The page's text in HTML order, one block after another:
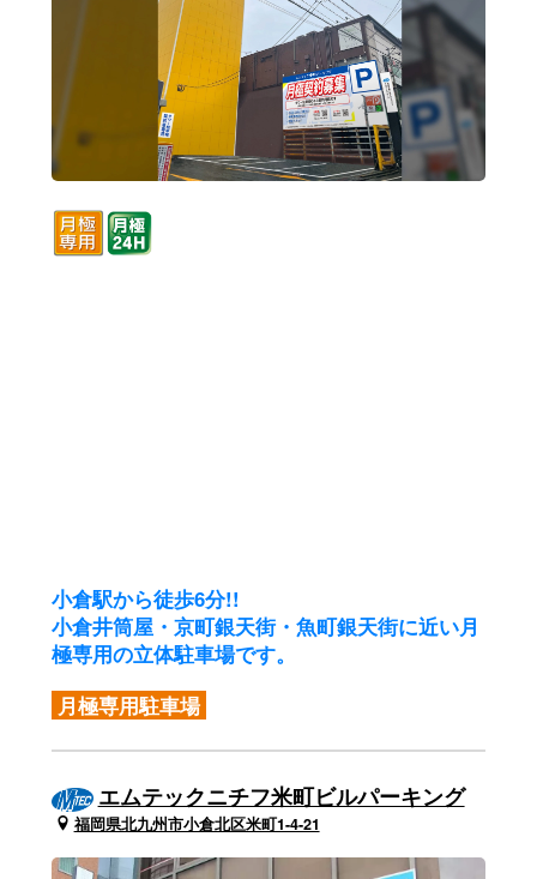
小倉駅から徒歩6分!!
小倉井筒屋・京町銀天街・魚町銀天街に近い月
極専用の立体駐車場です。
月極専用駐車場
エムテックニチフ米町ビルパーキング
福岡県北九州市小倉北区米町1-4-21